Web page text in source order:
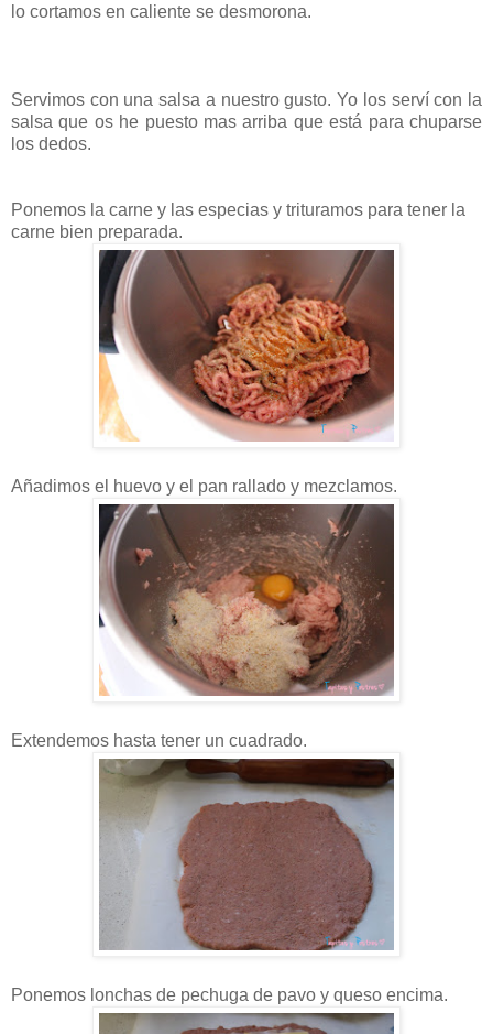
lo cortamos en caliente se desmorona.
Servimos con una salsa a nuestro gusto. Yo los serví con la
salsa que os he puesto mas arriba que está para chuparse
los dedos.
Ponemos la carne y las especias y trituramos para tener la
carne bien preparada.
Añadimos el huevo y el pan rallado y mezclamos.
Extendemos hasta tener un cuadrado.
Ponemos lonchas de pechuga de pavo y queso encima.